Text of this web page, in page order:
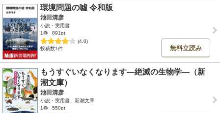
環境問題の噓 令和版
池田清彦
小説・実用書
1巻
891pt
(4.0)
投稿数1件
無料立読み
もうすぐいなくなります―絶滅の生物学―（新
潮文庫）
池田清彦
小説・実用書、新潮文庫
1巻
550pt